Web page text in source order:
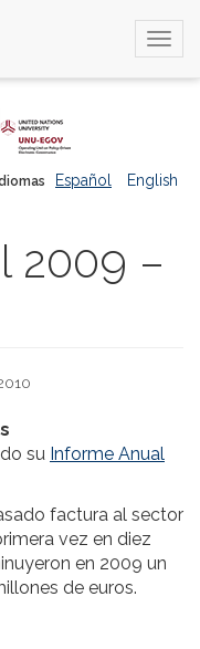
Español English
2009 –
su Informe Anual
factura al sector
vez en diez
en 2009 un
de euros.